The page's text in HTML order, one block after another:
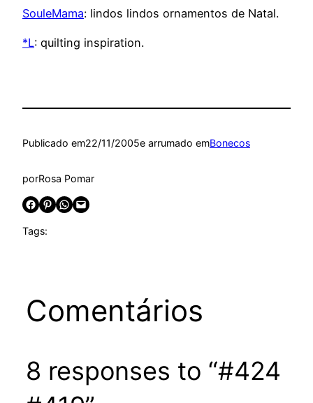
SouleMama: lindos lindos ornamentos de Natal.
*L: quilting inspiration.
Publicado em22/11/2005e arrumado emBonecos
porRosa Pomar
Share on Facebook Share on Pinterest Share on WhatsApp Email this Page
Tags:
Comentários
8 responses to “#424